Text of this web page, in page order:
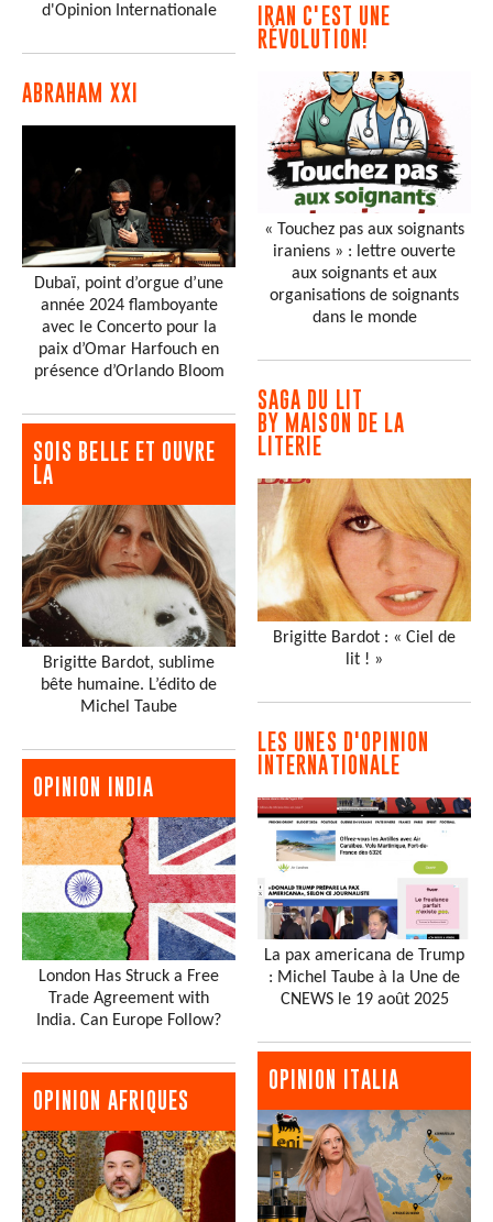
d'Opinion Internationale
ABRAHAM XXI
Dubaï, point d’orgue d’une
année 2024 flamboyante
avec le Concerto pour la
paix d’Omar Harfouch en
présence d’Orlando Bloom
SOIS BELLE ET OUVRE
LA
Brigitte Bardot, sublime
bête humaine. L’édito de
Michel Taube
OPINION INDIA
London Has Struck a Free
Trade Agreement with
India. Can Europe Follow?
OPINION AFRIQUES
IRAN C'EST UNE
RÉVOLUTION!
« Touchez pas aux soignants
iraniens » : lettre ouverte
aux soignants et aux
organisations de soignants
dans le monde
SAGA DU LIT
BY MAISON DE LA
LITERIE
Brigitte Bardot : « Ciel de
lit ! »
LES UNES D'OPINION
INTERNATIONALE
La pax americana de Trump
: Michel Taube à la Une de
CNEWS le 19 août 2025
OPINION ITALIA